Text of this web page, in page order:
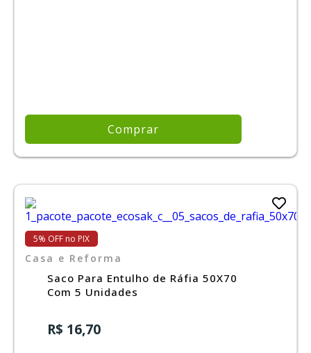
Comprar
5% OFF no PIX
Casa e Reforma
Saco Para Entulho de Ráfia 50X70
Com 5 Unidades
R$ 16,70